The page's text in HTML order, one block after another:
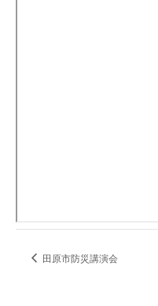
田原市防災講演会